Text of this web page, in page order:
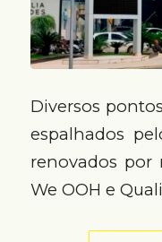
Diversos
espalhados
renovados por
We OOH e